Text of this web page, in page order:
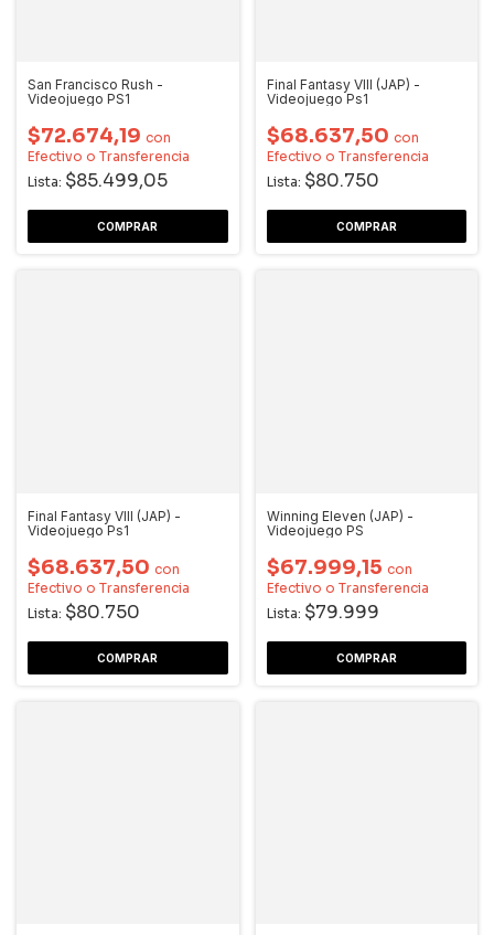
San Francisco Rush -
Videojuego PS1
$72.674,19 con
Efectivo o Transferencia
Lista: $85.499,05
Final Fantasy VIII (JAP) -
Videojuego Ps1
$68.637,50 con
Efectivo o Transferencia
Lista: $80.750
Final Fantasy VIII (JAP) -
Videojuego Ps1
$68.637,50 con
Efectivo o Transferencia
Lista: $80.750
Winning Eleven (JAP) -
Videojuego PS
$67.999,15 con
Efectivo o Transferencia
Lista: $79.999